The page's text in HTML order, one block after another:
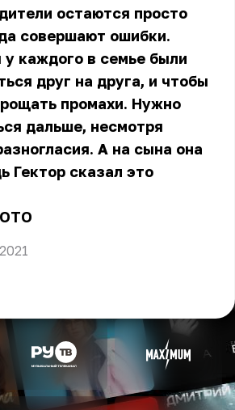
остаются просто
совершают ошибки.
у каждого в семье были
друг на друга, и чтобы
промахи. Нужно
дальше, несмотря
А на сына она
Гектор сказал это